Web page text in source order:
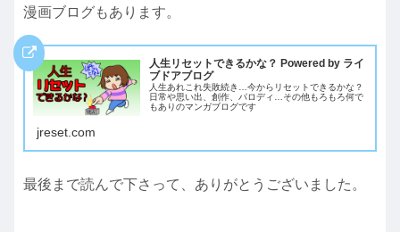
漫画ブログもあります。
人生リセットできるかな？ Powered by ライ
ブドアブログ
人生あれこれ失敗続き…今からリセットできるかな？
日常や思い出、創作、パロディ…その他もろもろ何で
もありのマンガブログです
jreset.com
最後まで読んで下さって、ありがとうございました。